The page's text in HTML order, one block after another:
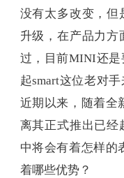
没有太多改变，但
升级，在产品力方
过，目前MINI还
起smart这位老对
近期以来，随着全
离其正式推出已经
中将会有着怎样的
着哪些优势？